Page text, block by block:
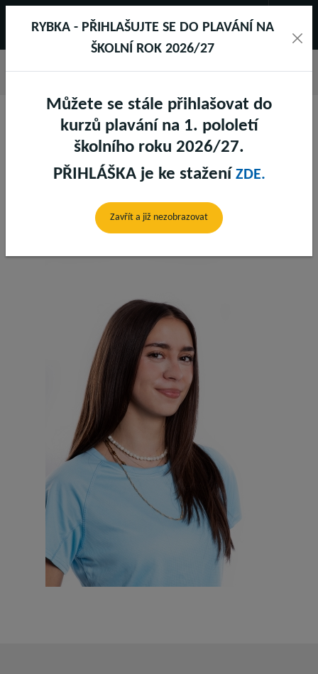
ADÉLA BLATNÁ
RYBKA - PŘIHLAŠUJTE SE DO PLAVÁNÍ NA
ŠKOLNÍ ROK 2026/27
Můžete se stále přihlašovat do
kurzů plavání na 1. pololetí
školního roku 2026/27.
PŘIHLÁŠKA je ke stažení ZDE.
Zavřít a již nezobrazovat